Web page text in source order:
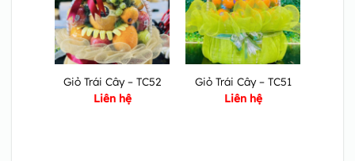
Giỏ Trái Cây – TC52
Liên hệ
Giỏ Trái Cây – TC51
Liên hệ